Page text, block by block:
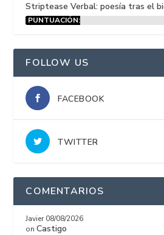
Striptease Verbal: poesía tras el
PUNTUACIÓN:
FOLLOW US
FACEBOOK
TWITTER
COMENTARIOS
Javier 08/08/2026
onCastigo